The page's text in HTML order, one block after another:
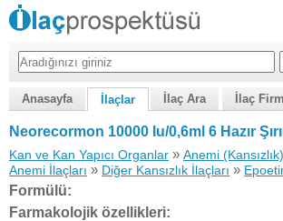
Anasayfa İlaçlar İlaç Ara İlaç
Neorecormon 10000 Iu/0,6ml 6 Hazır
Kan ve Kan Yapıcı Organlar » Anemi
Anemi İlaçları » Diğer Kansızlık İlaçları »
Formülü:
Farmakolojik özellikleri: